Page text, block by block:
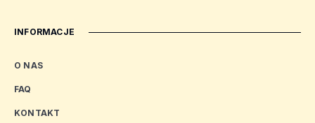
INFORMACJE
O NAS
FAQ
KONTAKT